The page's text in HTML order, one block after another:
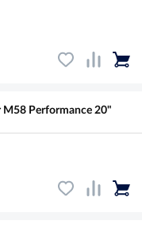
M58 Performance 20"